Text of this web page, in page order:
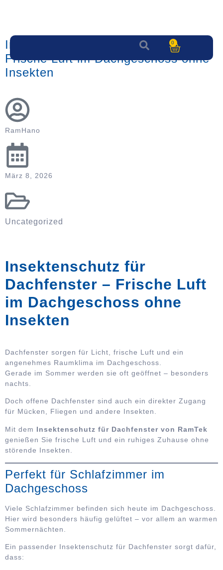
0
Insektenschutz für Dachfenster –
Frische Luft im Dachgeschoss ohne
Insekten
RamHano
März 8, 2026
Uncategorized
Insektenschutz für
Dachfenster – Frische Luft
im Dachgeschoss ohne
Insekten
Dachfenster sorgen für Licht, frische Luft und ein
angenehmes Raumklima im Dachgeschoss.
Gerade im Sommer werden sie oft geöffnet – besonders
nachts.
Doch offene Dachfenster sind auch ein direkter Zugang
für Mücken, Fliegen und andere Insekten.
Mit dem Insektenschutz für Dachfenster von RamTek
genießen Sie frische Luft und ein ruhiges Zuhause ohne
störende Insekten.
Perfekt für Schlafzimmer im
Dachgeschoss
Viele Schlafzimmer befinden sich heute im Dachgeschoss.
Hier wird besonders häufig gelüftet – vor allem an warmen
Sommernächten.
Ein passender Insektenschutz für Dachfenster sorgt dafür,
dass: